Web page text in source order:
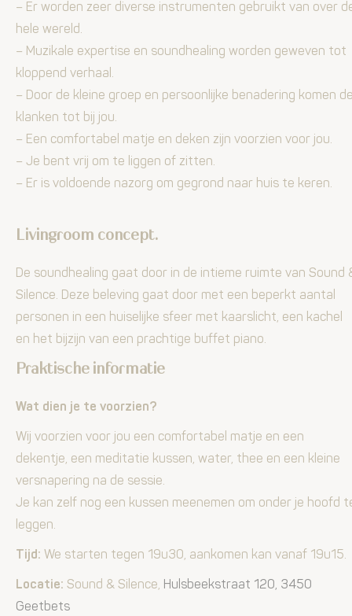
– Er worden zeer diverse instrumenten gebruikt van over
hele wereld.
– Muzikale expertise en soundhealing worden geweven tot
kloppend verhaal.
– Door de kleine groep en persoonlijke benadering komen
klanken tot bij jou.
– Een comfortabel matje en deken zijn voorzien voor jou.
– Je bent vrij om te liggen of zitten.
– Er is voldoende nazorg om gegrond naar huis te keren.
Livingroom concept.
De soundhealing gaat door in de intieme ruimte van Sound
Silence. Deze beleving gaat door met een beperkt aantal
personen in een huiselijke sfeer met kaarslicht, een kachel
en het bijzijn van een prachtige buffet piano.
Praktische informatie
Wat dien je te voorzien?
Wij voorzien voor jou een comfortabel matje en een
dekentje, een meditatie kussen, water, thee en een kleine
versnapering na de sessie.
Je kan zelf nog een kussen meenemen om onder je hoofd
leggen.
Tijd: We starten tegen 19u30, aankomen kan vanaf 19u15.
Locatie: Sound & Silence, Hulsbeekstraat 120, 3450
Geetbets